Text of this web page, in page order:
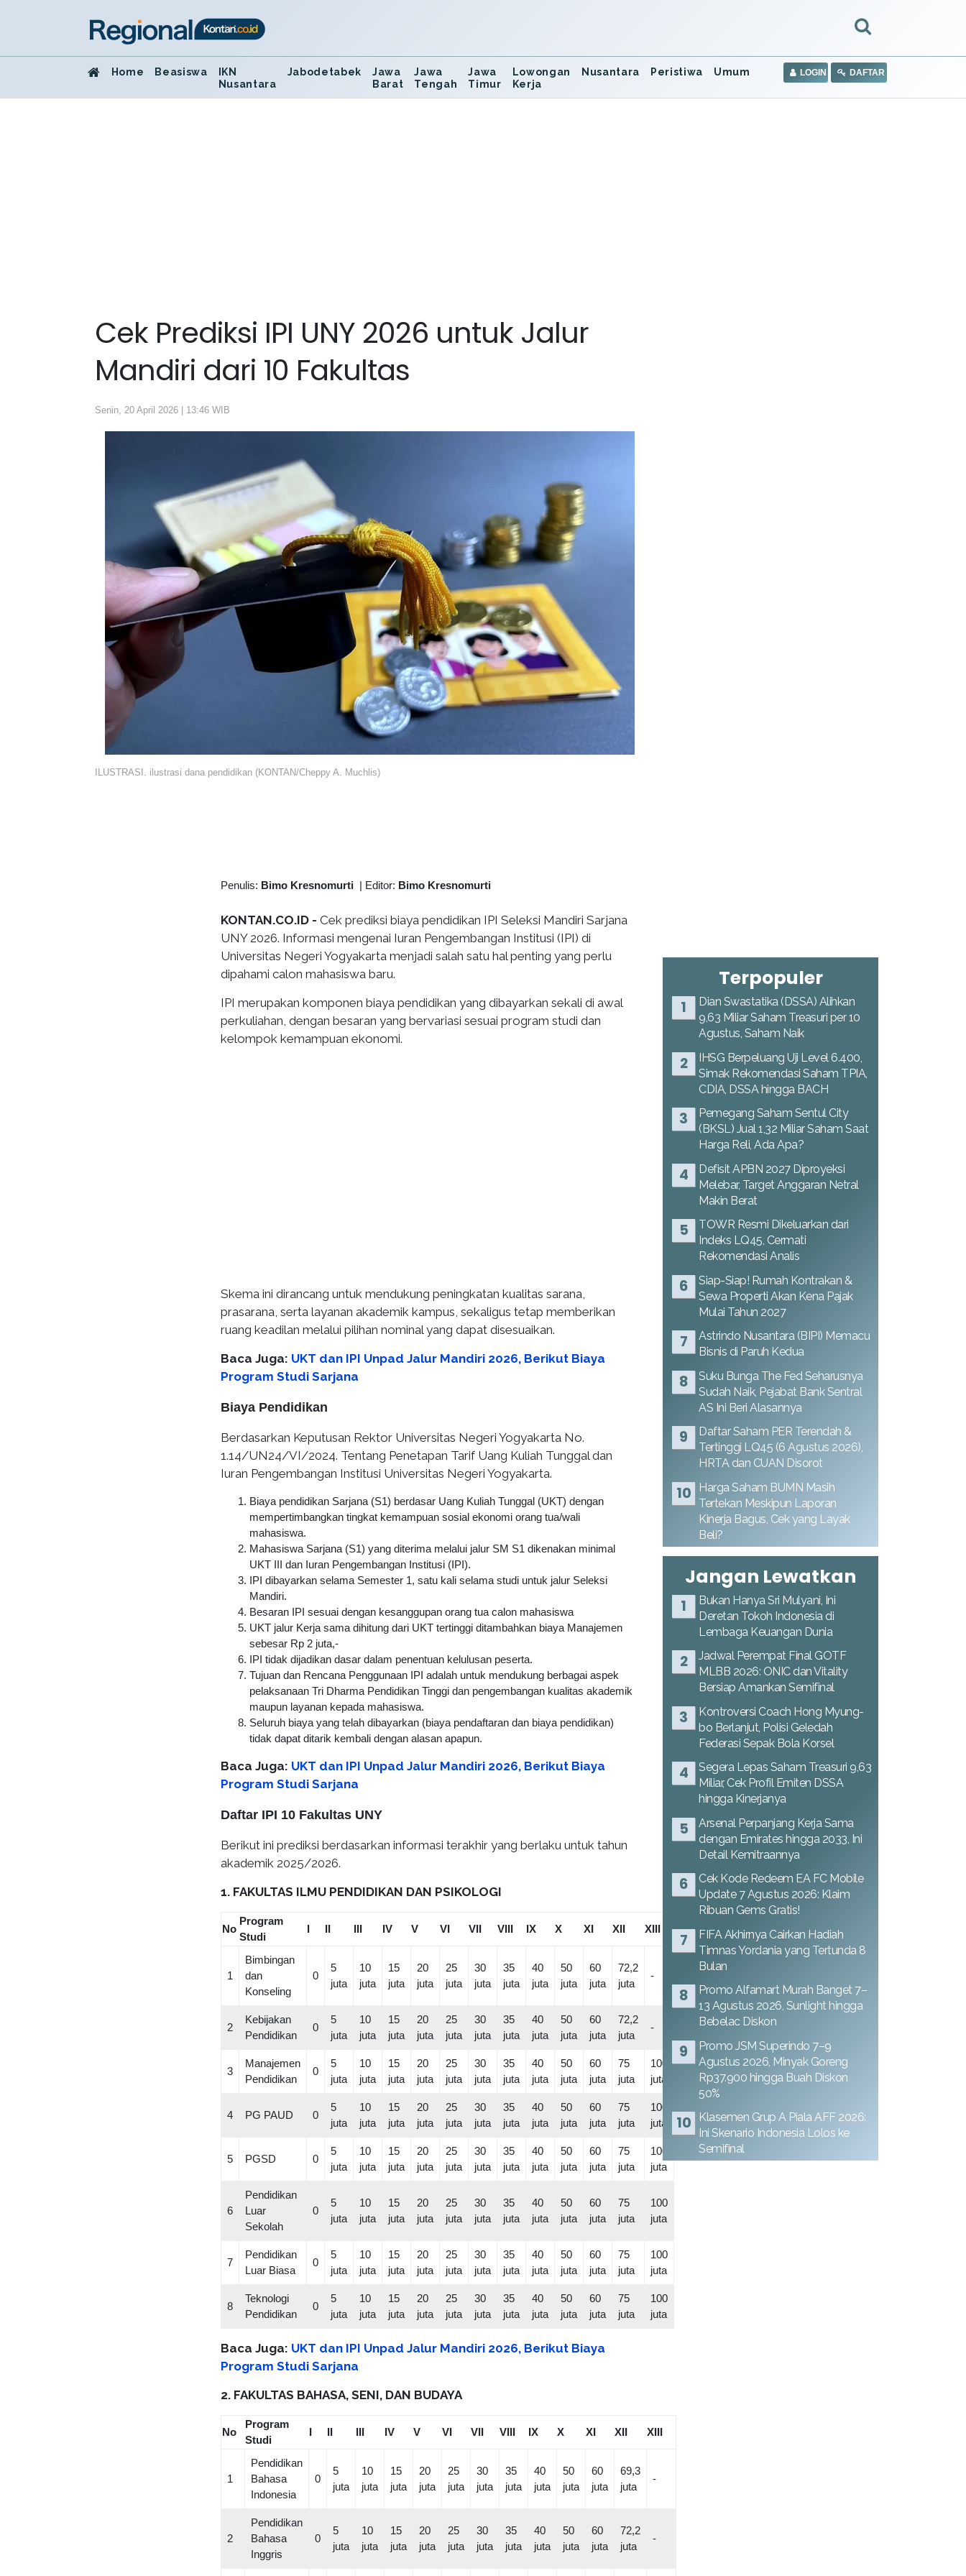
Home Beasiswa
IKN
Nusantara
Jabodetabek
Jawa
Barat
Jawa
Tengah
Jawa
Timur
Lowongan
Kerja
Nusantara Peristiwa Umum LOGIN DAFTAR
Cek Prediksi IPI UNY 2026 untuk Jalur
Mandiri dari 10 Fakultas
Senin, 20 April 2026 | 13:46 WIB
ILUSTRASI. ilustrasi dana pendidikan (KONTAN/Cheppy A. Muchlis)
Penulis: Bimo Kresnomurti | Editor: Bimo Kresnomurti
KONTAN.CO.ID - Cek prediksi biaya pendidikan IPI Seleksi Mandiri Sarjana
UNY 2026. Informasi mengenai Iuran Pengembangan Institusi (IPI) di
Universitas Negeri Yogyakarta menjadi salah satu hal penting yang perlu
dipahami calon mahasiswa baru.
IPI merupakan komponen biaya pendidikan yang dibayarkan sekali di awal
perkuliahan, dengan besaran yang bervariasi sesuai program studi dan
kelompok kemampuan ekonomi.
Skema ini dirancang untuk mendukung peningkatan kualitas sarana,
prasarana, serta layanan akademik kampus, sekaligus tetap memberikan
ruang keadilan melalui pilihan nominal yang dapat disesuaikan.
Baca Juga: UKT dan IPI Unpad Jalur Mandiri 2026, Berikut Biaya
Program Studi Sarjana
Biaya Pendidikan
Berdasarkan Keputusan Rektor Universitas Negeri Yogyakarta No.
1.14/UN24/VI/2024. Tentang Penetapan Tarif Uang Kuliah Tunggal dan
Iuran Pengembangan Institusi Universitas Negeri Yogyakarta.
Biaya pendidikan Sarjana (S1) berdasar Uang Kuliah Tunggal (UKT) dengan
mempertimbangkan tingkat kemampuan sosial ekonomi orang tua/wali
mahasiswa.
Mahasiswa Sarjana (S1) yang diterima melalui jalur SM S1 dikenakan minimal
UKT III dan Iuran Pengembangan Institusi (IPI).
IPI dibayarkan selama Semester 1, satu kali selama studi untuk jalur Seleksi
Mandiri.
Besaran IPI sesuai dengan kesanggupan orang tua calon mahasiswa
UKT jalur Kerja sama dihitung dari UKT tertinggi ditambahkan biaya Manajemen
sebesar Rp 2 juta,-
IPI tidak dijadikan dasar dalam penentuan kelulusan peserta.
Tujuan dan Rencana Penggunaan IPI adalah untuk mendukung berbagai aspek
pelaksanaan Tri Dharma Pendidikan Tinggi dan pengembangan kualitas akademik
maupun layanan kepada mahasiswa.
Seluruh biaya yang telah dibayarkan (biaya pendaftaran dan biaya pendidikan)
tidak dapat ditarik kembali dengan alasan apapun.
Baca Juga: UKT dan IPI Unpad Jalur Mandiri 2026, Berikut Biaya
Program Studi Sarjana
Daftar IPI 10 Fakultas UNY
Berikut ini prediksi berdasarkan informasi terakhir yang berlaku untuk tahun
akademik 2025/2026.
1. FAKULTAS ILMU PENDIDIKAN DAN PSIKOLOGI
No
Program
Studi
I II III IV V VI VII VIII IX X XI XII XIII
1
Bimbingan
dan
Konseling
0
5
juta
10
juta
15
juta
20
juta
25
juta
30
juta
35
juta
40
juta
50
juta
60
juta
72,2
juta
-
2
Kebijakan
Pendidikan
0
5
juta
10
juta
15
juta
20
juta
25
juta
30
juta
35
juta
40
juta
50
juta
60
juta
72,2
juta
-
3
Manajemen
Pendidikan
0
5
juta
10
juta
15
juta
20
juta
25
juta
30
juta
35
juta
40
juta
50
juta
60
juta
75
juta
100
juta
4 PG PAUD 0
5
juta
10
juta
15
juta
20
juta
25
juta
30
juta
35
juta
40
juta
50
juta
60
juta
75
juta
100
juta
5 PGSD 0
5
juta
10
juta
15
juta
20
juta
25
juta
30
juta
35
juta
40
juta
50
juta
60
juta
75
juta
100
juta
6
Pendidikan
Luar
Sekolah
0
5
juta
10
juta
15
juta
20
juta
25
juta
30
juta
35
juta
40
juta
50
juta
60
juta
75
juta
100
juta
7
Pendidikan
Luar Biasa
0
5
juta
10
juta
15
juta
20
juta
25
juta
30
juta
35
juta
40
juta
50
juta
60
juta
75
juta
100
juta
8
Teknologi
Pendidikan
0
5
juta
10
juta
15
juta
20
juta
25
juta
30
juta
35
juta
40
juta
50
juta
60
juta
75
juta
100
juta
Baca Juga: UKT dan IPI Unpad Jalur Mandiri 2026, Berikut Biaya
Program Studi Sarjana
2. FAKULTAS BAHASA, SENI, DAN BUDAYA
No
Program
Studi
I II III IV V VI VII VIII IX X XI XII XIII
1
Pendidikan
Bahasa
Indonesia
0
5
juta
10
juta
15
juta
20
juta
25
juta
30
juta
35
juta
40
juta
50
juta
60
juta
69,3
juta
-
2
Pendidikan
Bahasa
Inggris
0
5
juta
10
juta
15
juta
20
juta
25
juta
30
juta
35
juta
40
juta
50
juta
60
juta
72,2
juta
-
Terpopuler
Dian Swastatika (DSSA) Alihkan
9,63 Miliar Saham Treasuri per 10
Agustus, Saham Naik
IHSG Berpeluang Uji Level 6.400,
Simak Rekomendasi Saham TPIA,
CDIA, DSSA hingga BACH
Pemegang Saham Sentul City
(BKSL) Jual 1,32 Miliar Saham Saat
Harga Reli, Ada Apa?
Defisit APBN 2027 Diproyeksi
Melebar, Target Anggaran Netral
Makin Berat
TOWR Resmi Dikeluarkan dari
Indeks LQ45, Cermati
Rekomendasi Analis
Siap-Siap! Rumah Kontrakan &
Sewa Properti Akan Kena Pajak
Mulai Tahun 2027
Astrindo Nusantara (BIPI) Memacu
Bisnis di Paruh Kedua
Suku Bunga The Fed Seharusnya
Sudah Naik, Pejabat Bank Sentral
AS Ini Beri Alasannya
Daftar Saham PER Terendah &
Tertinggi LQ45 (6 Agustus 2026),
HRTA dan CUAN Disorot
Harga Saham BUMN Masih
Tertekan Meskipun Laporan
Kinerja Bagus, Cek yang Layak
Beli?
Jangan Lewatkan
Bukan Hanya Sri Mulyani, Ini
Deretan Tokoh Indonesia di
Lembaga Keuangan Dunia
Jadwal Perempat Final GOTF
MLBB 2026: ONIC dan Vitality
Bersiap Amankan Semifinal
Kontroversi Coach Hong Myung-
bo Berlanjut, Polisi Geledah
Federasi Sepak Bola Korsel
Segera Lepas Saham Treasuri 9,63
Miliar, Cek Profil Emiten DSSA
hingga Kinerjanya
Arsenal Perpanjang Kerja Sama
dengan Emirates hingga 2033, Ini
Detail Kemitraannya
Cek Kode Redeem EA FC Mobile
Update 7 Agustus 2026: Klaim
Ribuan Gems Gratis!
FIFA Akhirnya Cairkan Hadiah
Timnas Yordania yang Tertunda 8
Bulan
Promo Alfamart Murah Banget 7–
13 Agustus 2026, Sunlight hingga
Bebelac Diskon
Promo JSM Superindo 7–9
Agustus 2026, Minyak Goreng
Rp37.900 hingga Buah Diskon
50%
Klasemen Grup A Piala AFF 2026:
Ini Skenario Indonesia Lolos ke
Semifinal